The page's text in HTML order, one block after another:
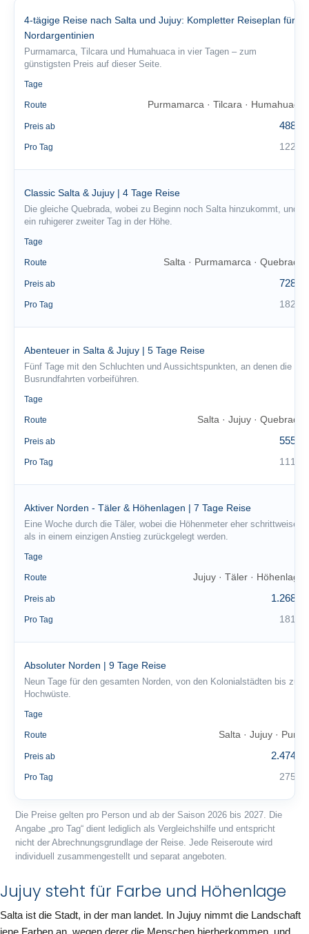
4-tägige Reise nach Salta und Jujuy: Kompletter Reiseplan für
Nordargentinien
Purmamarca, Tilcara und Humahuaca in vier Tagen – zum
günstigsten Preis auf dieser Seite.
Tage
Route Purmamarca · Tilcara · Humahuaca
Preis ab 488 €
Pro Tag 122 €
Classic Salta & Jujuy | 4 Tage Reise
Die gleiche Quebrada, wobei zu Beginn noch Salta hinzukommt, und
ein ruhigerer zweiter Tag in der Höhe.
Tage
Route Salta · Purmamarca · Quebrada
Preis ab 728 €
Pro Tag 182 €
Abenteuer in Salta & Jujuy | 5 Tage Reise
Fünf Tage mit den Schluchten und Aussichtspunkten, an denen die
Busrundfahrten vorbeiführen.
Tage
Route Salta · Jujuy · Quebrada
Preis ab 555 €
Pro Tag 111 €
Aktiver Norden - Täler & Höhenlagen | 7 Tage Reise
Eine Woche durch die Täler, wobei die Höhenmeter eher schrittweise
als in einem einzigen Anstieg zurückgelegt werden.
Tage
Route Jujuy · Täler · Höhenlage
Preis ab 1.268 €
Pro Tag 181 €
Absoluter Norden | 9 Tage Reise
Neun Tage für den gesamten Norden, von den Kolonialstädten bis zur
Hochwüste.
Tage
Route Salta · Jujuy · Puna
Preis ab 2.474 €
Pro Tag 275 €
Die Preise gelten pro Person und ab der Saison 2026 bis 2027. Die
Angabe „pro Tag“ dient lediglich als Vergleichshilfe und entspricht
nicht der Abrechnungsgrundlage der Reise. Jede Reiseroute wird
individuell zusammengestellt und separat angeboten.
Jujuy steht für Farbe und Höhenlage
Salta ist die Stadt, in der man landet. In Jujuy nimmt die Landschaft
jene Farben an, wegen derer die Menschen hierherkommen, und